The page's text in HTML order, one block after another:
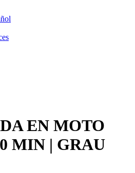
EN MOTO
MIN | GRAU